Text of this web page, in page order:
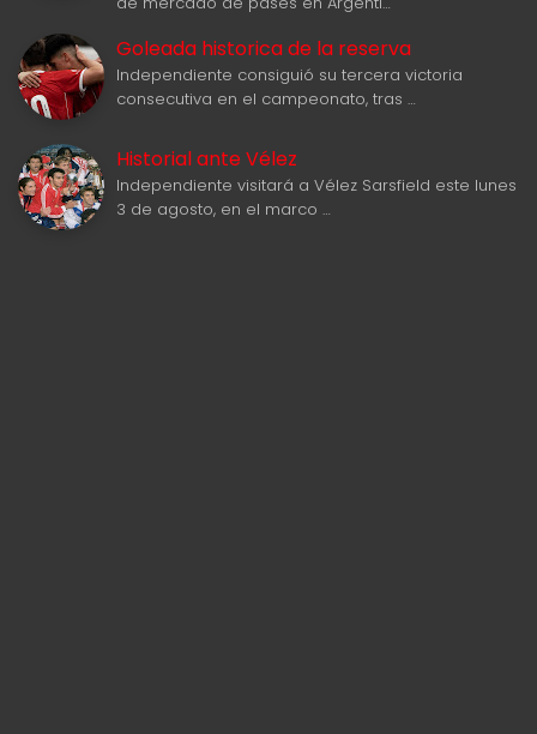
Goleada historica de la reserva
Independiente consiguió su tercera victoria
consecutiva en el campeonato, tras …
Historial ante Vélez
Independiente visitará a Vélez Sarsfield este lunes
3 de agosto, en el marco …